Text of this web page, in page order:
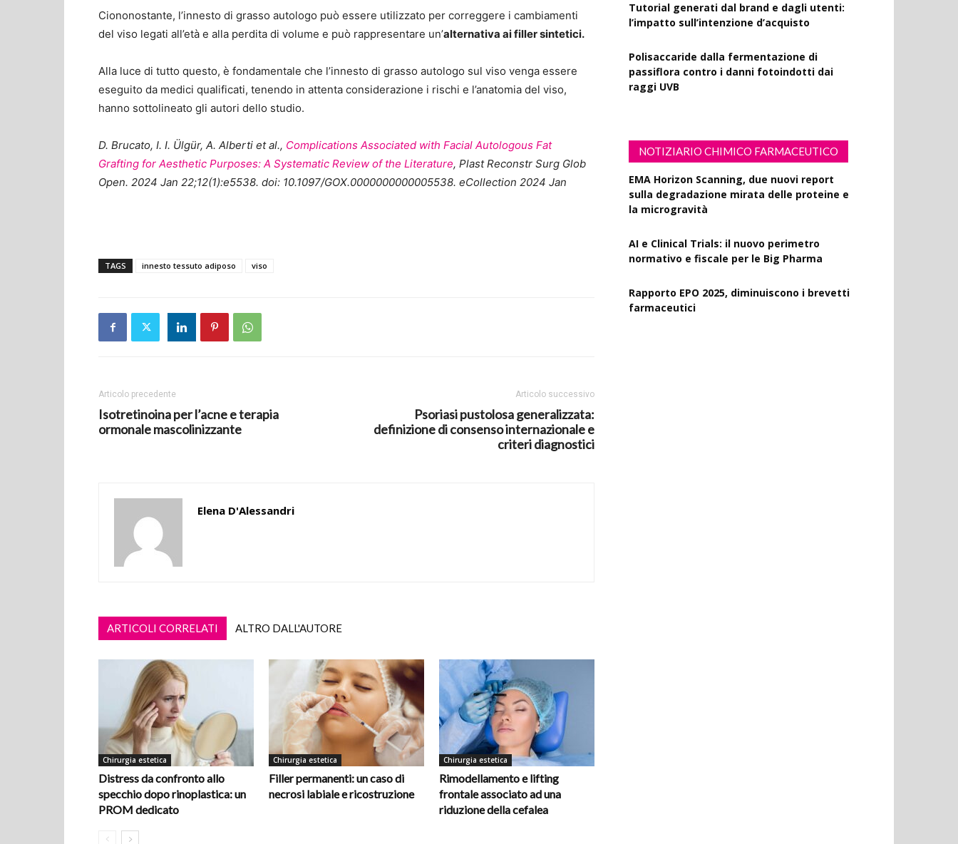
Ciononostante, l’innesto di grasso autologo può essere utilizzato per correggere i cambiamenti
del viso legati all’età e alla perdita di volume e può rappresentare un’alternativa ai filler sintetici.
Alla luce di tutto questo, è fondamentale che l’innesto di grasso autologo sul viso venga essere
eseguito da medici qualificati, tenendo in attenta considerazione i rischi e l’anatomia del viso,
hanno sottolineato gli autori dello studio.
D. Brucato, I. I. Ülgür, A. Alberti et al., Complications Associated with Facial Autologous Fat
Grafting for Aesthetic Purposes: A Systematic Review of the Literature, Plast Reconstr Surg Glob
Open. 2024 Jan 22;12(1):e5538. doi: 10.1097/GOX.0000000000005538. eCollection 2024 Jan
TAGS innesto tessuto adiposo viso
Articolo precedente
Isotretinoina per l’acne e terapia
ormonale mascolinizzante
Articolo successivo
Psoriasi pustolosa generalizzata:
definizione di consenso internazionale e
criteri diagnostici
Elena D'Alessandri
ARTICOLI CORRELATI ALTRO DALL'AUTORE
Chirurgia estetica
Distress da confronto allo
specchio dopo rinoplastica: un
PROM dedicato
Chirurgia estetica
Filler permanenti: un caso di
necrosi labiale e ricostruzione
Chirurgia estetica
Rimodellamento e lifting
frontale associato ad una
riduzione della cefalea
Tutorial generati dal brand e dagli utenti:
l’impatto sull’intenzione d’acquisto
Polisaccaride dalla fermentazione di
passiflora contro i danni fotoindotti dai
raggi UVB
NOTIZIARIO CHIMICO FARMACEUTICO
EMA Horizon Scanning, due nuovi report
sulla degradazione mirata delle proteine e
la microgravità
AI e Clinical Trials: il nuovo perimetro
normativo e fiscale per le Big Pharma
Rapporto EPO 2025, diminuiscono i brevetti
farmaceutici